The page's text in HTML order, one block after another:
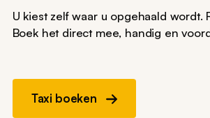
U kiest zelf waar u opgehaald wordt.
Boek het direct mee, handig en
Taxi boeken